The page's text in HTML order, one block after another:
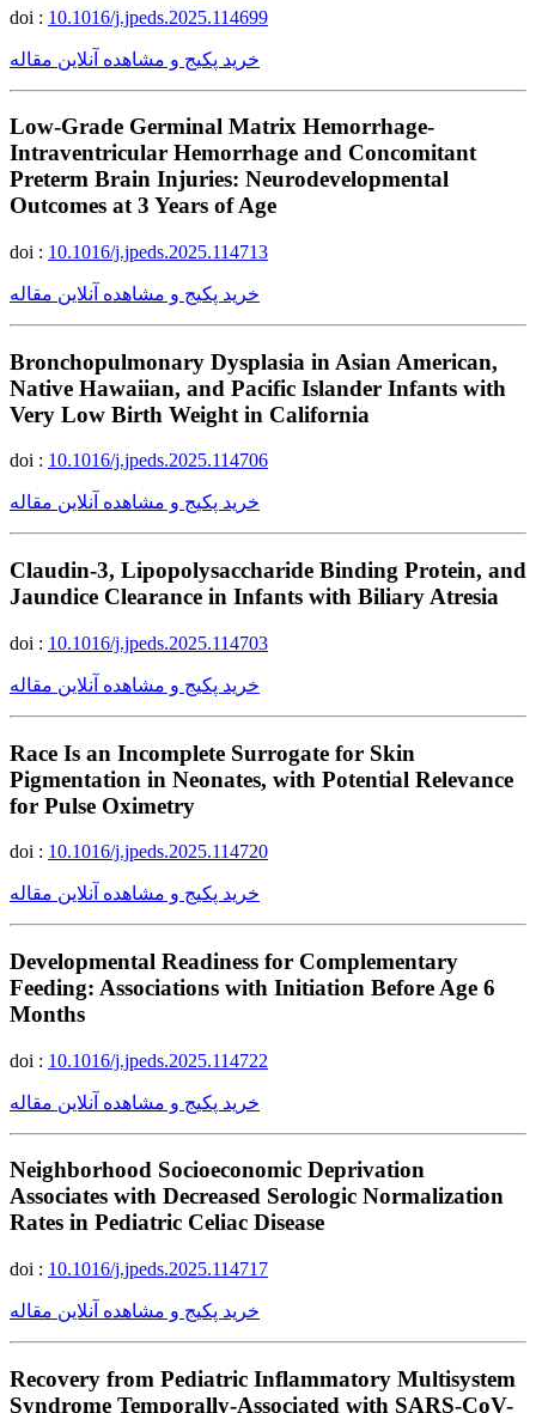
doi : 10.1016/j.jpeds.2025.114699
خرید پکیج و مشاهده آنلاین مقاله
Low-Grade Germinal Matrix Hemorrhage-
Intraventricular Hemorrhage and Concomitant
Preterm Brain Injuries: Neurodevelopmental
Outcomes at 3 Years of Age
doi : 10.1016/j.jpeds.2025.114713
خرید پکیج و مشاهده آنلاین مقاله
Bronchopulmonary Dysplasia in Asian American,
Native Hawaiian, and Pacific Islander Infants with
Very Low Birth Weight in California
doi : 10.1016/j.jpeds.2025.114706
خرید پکیج و مشاهده آنلاین مقاله
Claudin-3, Lipopolysaccharide Binding Protein, and
Jaundice Clearance in Infants with Biliary Atresia
doi : 10.1016/j.jpeds.2025.114703
خرید پکیج و مشاهده آنلاین مقاله
Race Is an Incomplete Surrogate for Skin
Pigmentation in Neonates, with Potential Relevance
for Pulse Oximetry
doi : 10.1016/j.jpeds.2025.114720
خرید پکیج و مشاهده آنلاین مقاله
Developmental Readiness for Complementary
Feeding: Associations with Initiation Before Age 6
Months
doi : 10.1016/j.jpeds.2025.114722
خرید پکیج و مشاهده آنلاین مقاله
Neighborhood Socioeconomic Deprivation
Associates with Decreased Serologic Normalization
Rates in Pediatric Celiac Disease
doi : 10.1016/j.jpeds.2025.114717
خرید پکیج و مشاهده آنلاین مقاله
Recovery from Pediatric Inflammatory Multisystem
Syndrome Temporally-Associated with SARS-CoV-